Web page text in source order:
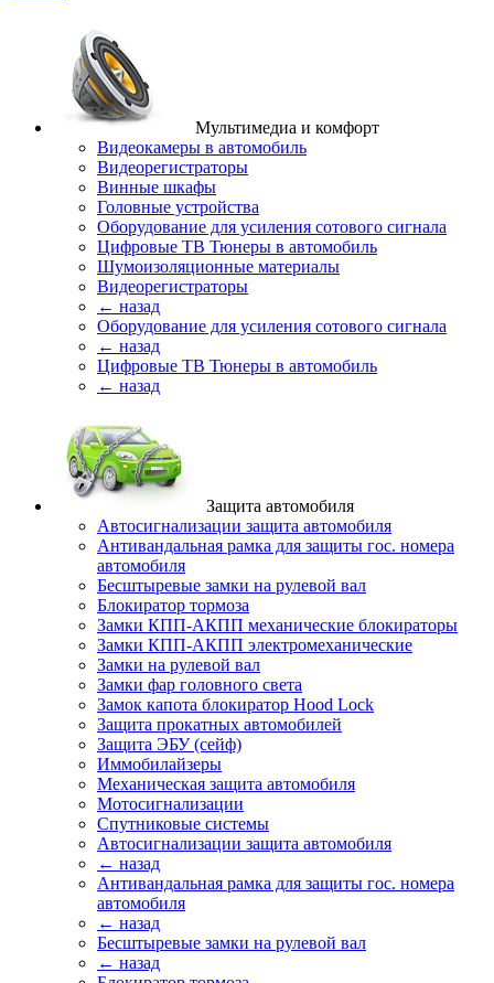
Мультимедиа и комфорт
Видеокамеры в автомобиль
Видеорегистраторы
Винные шкафы
Головные устройства
Оборудование для усиления сотового сигнала
Цифровые ТВ Тюнеры в автомобиль
Шумоизоляционные материалы
Видеорегистраторы
← назад
Оборудование для усиления сотового сигнала
← назад
Цифровые ТВ Тюнеры в автомобиль
← назад
Защита автомобиля
Автосигнализации защита автомобиля
Антивандальная рамка для защиты гос. номера
автомобиля
Бесштыревые замки на рулевой вал
Блокиратор тормоза
Замки КПП-АКПП механические блокираторы
Замки КПП-АКПП электромеханические
Замки на рулевой вал
Замки фар головного света
Замок капота блокиратор Hood Lock
Защита прокатных автомобилей
Защита ЭБУ (сейф)
Иммобилайзеры
Механическая защита автомобиля
Мотосигнализации
Спутниковые системы
Автосигнализации защита автомобиля
← назад
Антивандальная рамка для защиты гос. номера
автомобиля
← назад
Бесштыревые замки на рулевой вал
← назад